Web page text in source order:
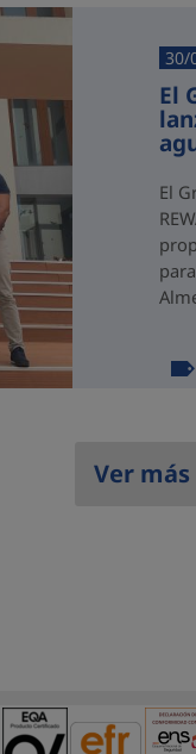
30/
El
El
Ver más